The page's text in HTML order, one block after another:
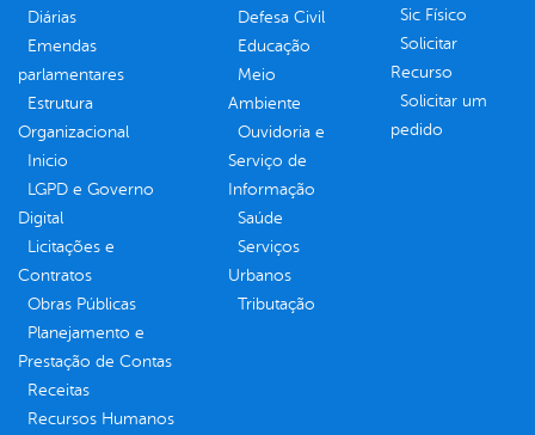
Diárias
Emendas
parlamentares
Estrutura
Organizacional
Inicio
LGPD e Governo
Digital
Licitações e
Contratos
Obras Públicas
Planejamento e
Prestação de Contas
Receitas
Recursos Humanos
Defesa Civil
Educação
Meio
Ambiente
Ouvidoria e
Serviço de
Informação
Saúde
Serviços
Urbanos
Tributação
Sic Físico
Solicitar
Recurso
Solicitar um
pedido